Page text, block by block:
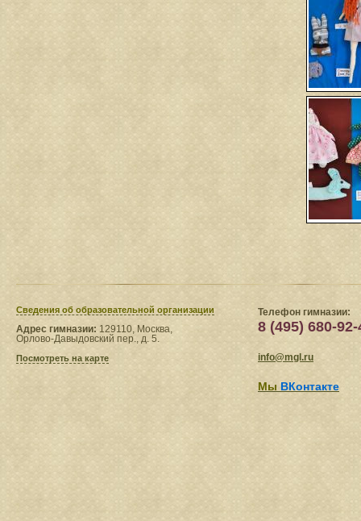
Сведения​ об образовательной организации
Адрес гимназии: 129110, Москва,
Орлово-Давыдовский пер., д. 5.
Посмотреть на карте
Телефон гимназии:
8 (495) 680-92-
info@mgl.ru
Мы ВКонтакте